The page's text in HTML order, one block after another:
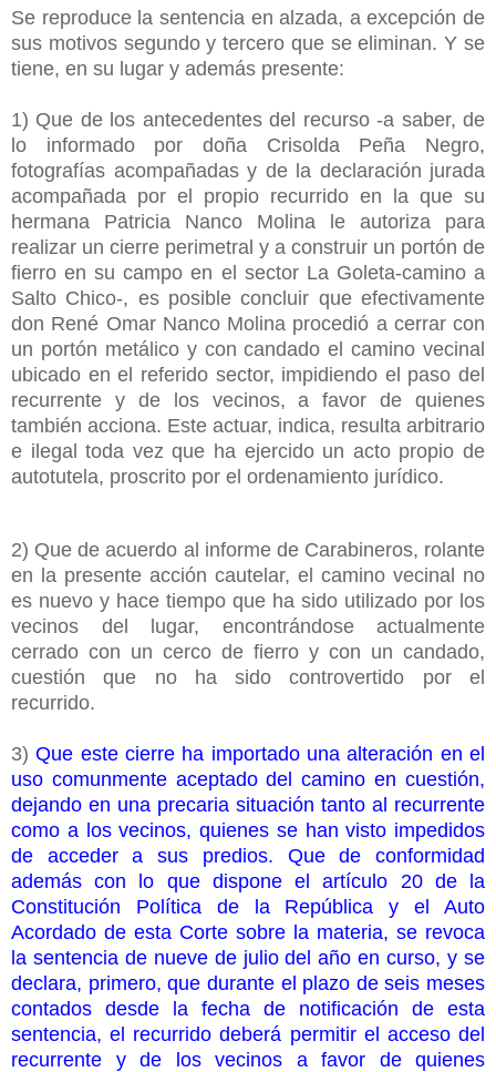
Se reproduce la sentencia en alzada, a excepción de
sus motivos segundo y tercero que se eliminan. Y se
tiene, en su lugar y además presente:
1) Que de los antecedentes del recurso -a saber, de
lo informado por doña Crisolda Peña Negro,
fotografías acompañadas y de la declaración jurada
acompañada por el propio recurrido en la que su
hermana Patricia Nanco Molina le autoriza para
realizar un cierre perimetral y a construir un portón de
fierro en su campo en el sector La Goleta-camino a
Salto Chico-, es posible concluir que efectivamente
don René Omar Nanco Molina procedió a cerrar con
un portón metálico y con candado el camino vecinal
ubicado en el referido sector, impidiendo el paso del
recurrente y de los vecinos, a favor de quienes
también acciona. Este actuar, indica, resulta arbitrario
e ilegal toda vez que ha ejercido un acto propio de
autotutela, proscrito por el ordenamiento jurídico.
2) Que de acuerdo al informe de Carabineros, rolante
en la presente acción cautelar, el camino vecinal no
es nuevo y hace tiempo que ha sido utilizado por los
vecinos del lugar, encontrándose actualmente
cerrado con un cerco de fierro y con un candado,
cuestión que no ha sido controvertido por el
recurrido.
3)Que este cierre ha importado una alteración en el
uso comunmente aceptado del camino en cuestión,
dejando en una precaria situación tanto al recurrente
como a los vecinos, quienes se han visto impedidos
de acceder a sus predios. Que de conformidad
además con lo que dispone el artículo 20 de la
Constitución Política de la República y el Auto
Acordado de esta Corte sobre la materia, se revoca
la sentencia de nueve de julio del año en curso, y se
declara, primero, que durante el plazo de seis meses
contados desde la fecha de notificación de esta
sentencia, el recurrido deberá permitir el acceso del
recurrente y de los vecinos a favor de quienes